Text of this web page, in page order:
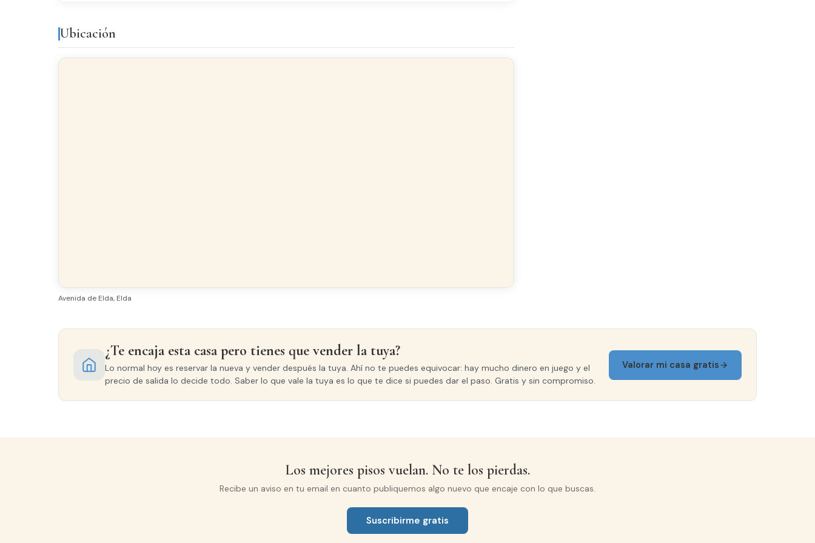
Ubicación
Avenida de Elda, Elda
¿Te encaja esta casa pero tienes que vender la tuya?
Lo normal hoy es reservar la nueva y vender después la tuya. Ahí no te puedes equivocar: hay mucho dinero en juego y el
precio de salida lo decide todo. Saber lo que vale la tuya es lo que te dice si puedes dar el paso. Gratis y sin compromiso.
Valorar mi casa gratis
Los mejores pisos vuelan. No te los pierdas.
Recibe un aviso en tu email en cuanto publiquemos algo nuevo que encaje con lo que buscas.
Suscribirme gratis